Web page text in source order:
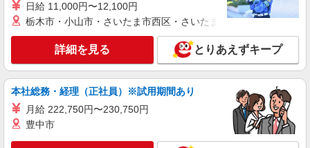
日給 11,000円〜12,100円
栃木市・小山市・さいたま市西区・さいたま市岩槻区・久喜市・
詳細を見る とりあえずキープ
本社総務・経理（正社員）※試用期間あり
月給 222,750円〜230,750円
豊中市